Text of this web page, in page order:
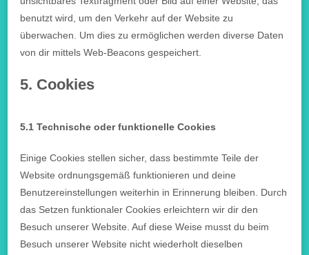
benutzt wird, um den Verkehr auf der Website zu
überwachen. Um dies zu ermöglichen werden diverse Daten
von dir mittels Web-Beacons gespeichert.
5. Cookies
5.1 Technische oder funktionelle Cookies
Einige Cookies stellen sicher, dass bestimmte Teile der
Website ordnungsgemäß funktionieren und deine
Benutzereinstellungen weiterhin in Erinnerung bleiben. Durch
das Setzen funktionaler Cookies erleichtern wir dir den
Besuch unserer Website. Auf diese Weise musst du beim
Besuch unserer Website nicht wiederholt dieselben